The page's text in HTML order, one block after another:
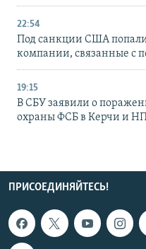
22:54
Под санкции США
компании, связанные с
19:15
В СБУ заявили о
охраны ФСБ в Керчи и
ПРИСОЕДИНЯЙТЕСЬ!